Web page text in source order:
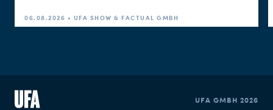
06.08.2026 • UFA SHOW & FACTUAL GMBH
UFA GMBH 2026